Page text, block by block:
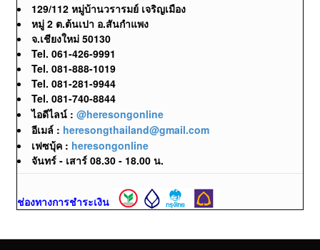
129/112 หมู่บ้านวรารมย์ เจริญเมือง
หมู่ 2 ต.ต้นเปา อ.สันกำแพง
จ.เชียงใหม่ 50130
Tel. 061-426-9991
Tel. 081-888-1019
Tel. 081-281-9944
Tel. 081-740-8844
ไอดีไลน์ : @heresongonline
อีเมล์ : heresongthailand@gmail.com
เฟซบุ้ค : heresongonline
จันทร์ - เสาร์ 08.30 - 18.00 น.
ช่องทางการชำระเงิน